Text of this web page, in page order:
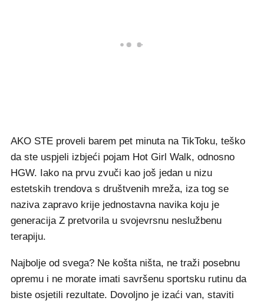
AKO STE proveli barem pet minuta na TikToku, teško
da ste uspjeli izbjeći pojam Hot Girl Walk, odnosno
HGW. Iako na prvu zvuči kao još jedan u nizu
estetskih trendova s društvenih mreža, iza tog se
naziva zapravo krije jednostavna navika koju je
generacija Z pretvorila u svojevrsnu neslužbenu
terapiju.
Najbolje od svega? Ne košta ništa, ne traži posebnu
opremu i ne morate imati savršenu sportsku rutinu da
biste osjetili rezultate. Dovoljno je izaći van, staviti